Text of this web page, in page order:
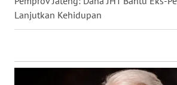
Lanjutkan Kehidupan
KALBAR